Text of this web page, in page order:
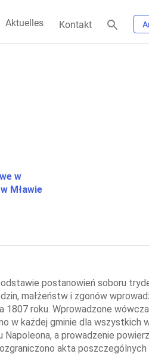
Aktuelles Kontakt
w
Mławie
postanowień soboru
małżeństw i zgonów
1807 roku. Wprowadzone
w każdej gminie dla wszystkich
Napoleona, a prowadzenie
akta poszczególnych